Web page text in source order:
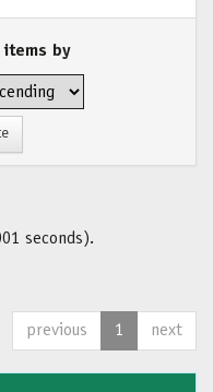
items by
seconds).
previous 1 next